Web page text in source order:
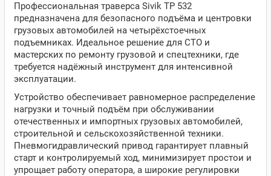
Профессиональная траверса Sivik ТР 532
предназначена для безопасного подъёма и центровки
грузовых автомобилей на четырёхстоечных
подъемниках. Идеальное решение для СТО и
мастерских по ремонту грузовой и спецтехники, где
требуется надёжный инструмент для интенсивной
эксплуатации.
Устройство обеспечивает равномерное распределение
нагрузки и точный подъём при обслуживании
отечественных и импортных грузовых автомобилей,
строительной и сельскохозяйственной техники.
Пневмогидравлический привод гарантирует плавный
старт и контролируемый ход, минимизирует простои и
упрощает работу оператора, а широкие регулировки